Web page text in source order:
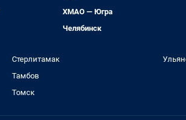
ХМАО — Югра
Челябинск
Стерлитамак
Тамбов
Томск